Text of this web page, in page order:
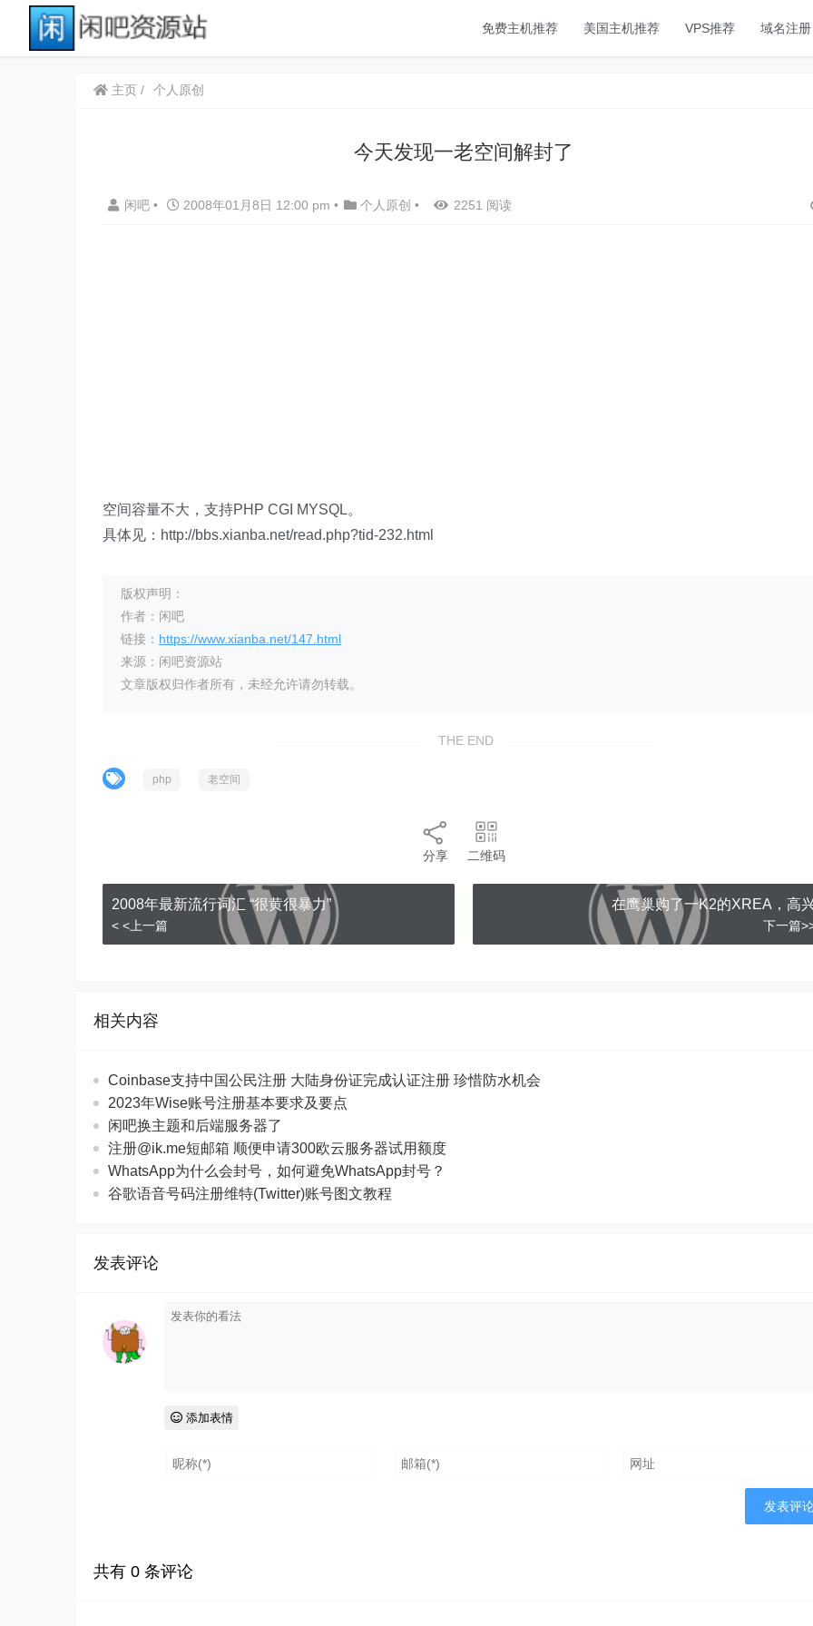
免费主机推荐 美国主机推荐 VPS推荐 域名注册
主页 个人原创
今天发现一老空间解封了
闲吧 • 2008年01月8日 12:00 pm • 个人原创 • 2251 阅读
空间容量不大，支持PHP CGI MYSQL。
具体见：http://bbs.xianba.net/read.php?tid-232.html
版权声明：
作者：闲吧
链接： https://www.xianba.net/147.html
来源：闲吧资源站
文章版权归作者所有，未经允许请勿转载。
THE END
php 老空间
分享 二维码
2008年最新流行词汇 “很黄很暴力”
< <上一篇
在鹰巢购了一K2的XREA，高
下一篇
相关内容
Coinbase支持中国公民注册 大陆身份证完成认证注册 珍惜防水机会
2023年Wise账号注册基本要求及要点
闲吧换主题和后端服务器了
注册@ik.me短邮箱 顺便申请300欧云服务器试用额度
WhatsApp为什么会封号，如何避免WhatsApp封号？
谷歌语音号码注册维特(Twitter)账号图文教程
发表评论
添加表情
共有 0 条评论